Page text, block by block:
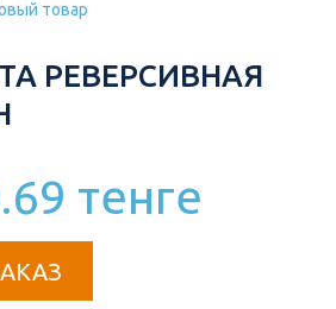
товар
РЕВЕРСИВНАЯ
тенге